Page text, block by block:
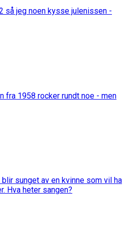
så jeg noen kysse julenissen -
fra 1958 rocker rundt noe - men
sunget av en kvinne som vil ha
Hva heter sangen?